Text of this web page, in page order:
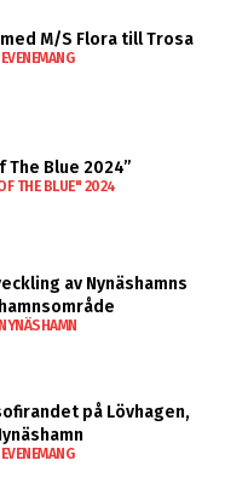
M/S Flora till Trosa
EVENEMANG
The Blue 2024”
THE BLUE" 2024
av Nynäshamns
NYNÄSHAMN
på Lövhagen,
EVENEMANG